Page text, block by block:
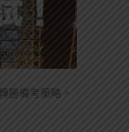
勝備考策略。